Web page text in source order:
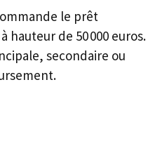
le prêt
hauteur de 50 000 euros.
secondaire ou